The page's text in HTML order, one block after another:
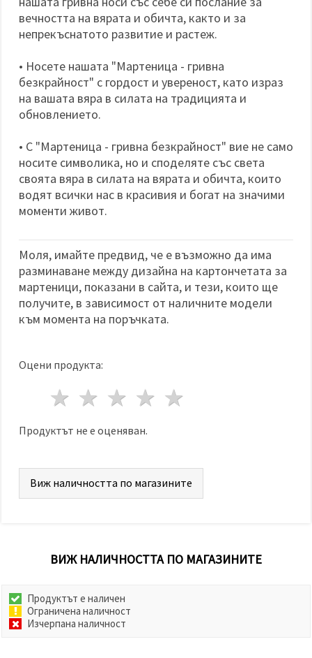
вечността на вярата и обичта, както и за
непрекъснатото развитие и растеж.
• Носете нашата "Мартеница - гривна
безкрайност" с гордост и увереност, като израз
на вашата вяра в силата на традицията и
обновлението.
• С "Мартеница - гривна безкрайност" вие не само
носите символика, но и споделяте със света
своята вяра в силата на вярата и обичта, които
водят всички нас в красивия и богат на значими
моменти живот.
Моля, имайте предвид, че е възможно да има
разминаване между дизайна на картончетата за
мартеници, показани в сайта, и тези, които ще
получите, в зависимост от наличните модели
към момента на поръчката.
Оцени продукта:
4 звезди
3 звезди
2 звезди
1 звезда
Продуктът не е оценяван.
Виж наличността по магазините
ВИЖ НАЛИЧНОСТТА ПО МАГАЗИНИТЕ
Продуктът е наличен
Ограничена наличност
Изчерпана наличност